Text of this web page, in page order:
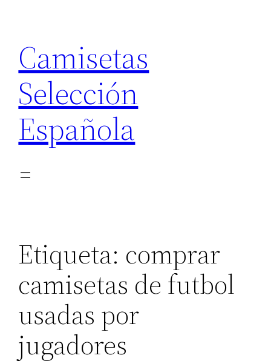
contenido
Camisetas
Selección
Española
Etiqueta: comprar
camisetas de futbol
usadas por
jugadores